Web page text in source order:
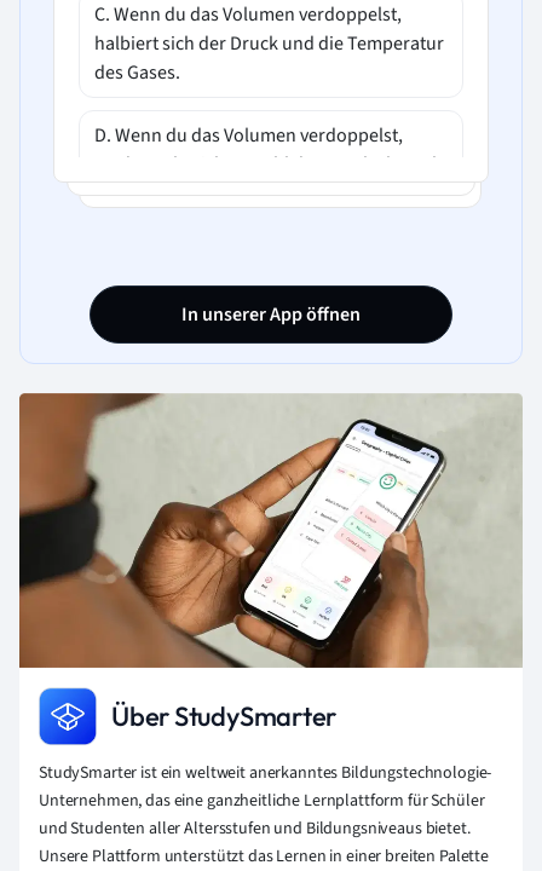
C. Wenn du das Volumen verdoppelst,
halbiert sich der Druck und die Temperatur
des Gases.
D. Wenn du das Volumen verdoppelst,
verdoppeln sich sowohl der Druck als auch
die Temperatur des Gases.
In unserer App öffnen
Über StudySmarter
StudySmarter ist ein weltweit anerkanntes Bildungstechnologie-
Unternehmen, das eine ganzheitliche Lernplattform für Schüler
und Studenten aller Altersstufen und Bildungsniveaus bietet.
Unsere Plattform unterstützt das Lernen in einer breiten Palette